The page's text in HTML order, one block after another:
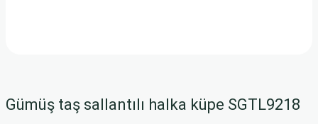
Gümüş taş sallantılı halka küpe SGTL9218